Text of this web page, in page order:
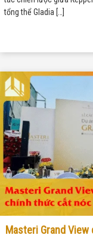
tổng thể Gladia […]
Masteri Grand